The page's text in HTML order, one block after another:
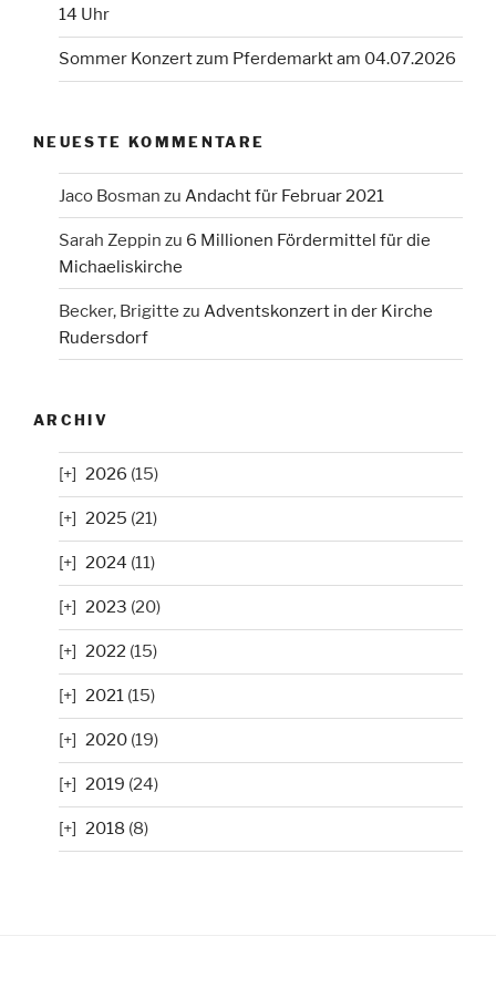
14 Uhr
Sommer Konzert zum Pferdemarkt am 04.07.2026
NEUESTE KOMMENTARE
Jaco Bosman zu Andacht für Februar 2021
Sarah Zeppin zu 6 Millionen Fördermittel für die
Michaeliskirche
Becker, Brigitte zu Adventskonzert in der Kirche
Rudersdorf
ARCHIV
2026 (15)
2025 (21)
2024 (11)
2023 (20)
2022 (15)
2021(15)
2020(19)
2019 (24)
2018 (8)